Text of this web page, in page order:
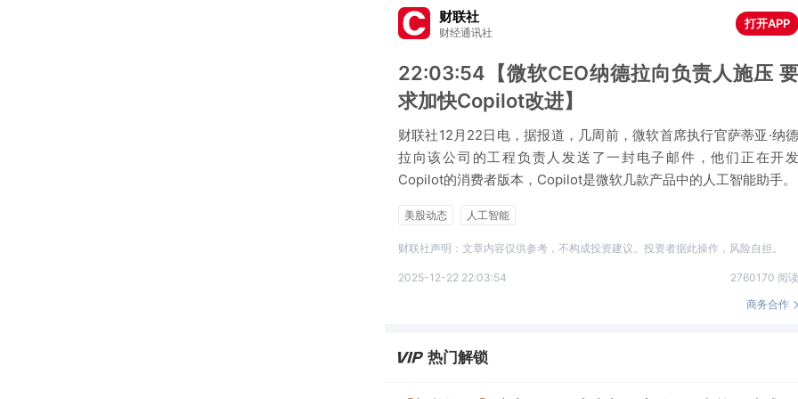
财联社
财经通讯社
打开APP
22:03:54【微软CEO纳德拉向负责人施压 要
求加快Copilot改进】
财联社12月22日电，据报道，几周前，微软首席执行官萨蒂亚·纳德
拉向该公司的工程负责人发送了一封电子邮件，他们正在开发
Copilot的消费者版本，Copilot是微软几款产品中的人工智能助手。
美股动态 人工智能
财联社声明：文章内容仅供参考，不构成投资建议。投资者据此操作，风险自担。
2025-12-22 22:03:54
2760170 阅读
商务合作
热门解锁